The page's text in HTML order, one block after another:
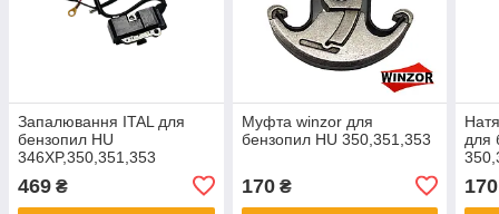
Запалювання ITAL для
бензопил HU
346XP,350,351,353
469 ₴
Муфта winzor для
бензопил HU 350,351,353
170₴
для
170